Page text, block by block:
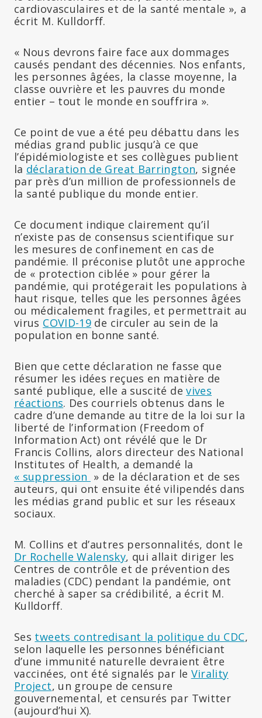
cardiovasculaires et de la santé mentale », a
écrit M. Kulldorff.
« Nous devrons faire face aux dommages
causés pendant des décennies. Nos enfants,
les personnes âgées, la classe moyenne, la
classe ouvrière et les pauvres du monde
entier – tout le monde en souffrira ».
Ce point de vue a été peu débattu dans les
médias grand public jusqu’à ce que
l’épidémiologiste et ses collègues publient
la déclaration de Great Barrington, signée
par près d’un million de professionnels de
la santé publique du monde entier.
Ce document indique clairement qu’il
n’existe pas de consensus scientifique sur
les mesures de confinement en cas de
pandémie. Il préconise plutôt une approche
de « protection ciblée » pour gérer la
pandémie, qui protégerait les populations à
haut risque, telles que les personnes âgées
ou médicalement fragiles, et permettrait au
virus COVID-19 de circuler au sein de la
population en bonne santé.
Bien que cette déclaration ne fasse que
résumer les idées reçues en matière de
santé publique, elle a suscité devives
réactions. Des courriels obtenus dans le
cadre d’une demande au titre de la loi sur la
liberté de l’information (Freedom of
Information Act) ont révélé que le Dr
Francis Collins, alors directeur des National
Institutes of Health, a demandé la
« suppression » de la déclaration et de ses
auteurs, qui ont ensuite été vilipendés dans
les médias grand public et sur les réseaux
sociaux.
M. Collins et d’autres personnalités, dont le
Dr Rochelle Walensky, qui allait diriger les
Centres de contrôle et de prévention des
maladies (CDC) pendant la pandémie, ont
cherché à saper sa crédibilité, a écrit M.
Kulldorff.
Ses tweets contredisant la politique du CDC,
selon laquelle les personnes bénéficiant
d’une immunité naturelle devraient être
vaccinées, ont été signalés par le Virality
Project, un groupe de censure
gouvernemental, et censurés par Twitter
(aujourd’hui X).